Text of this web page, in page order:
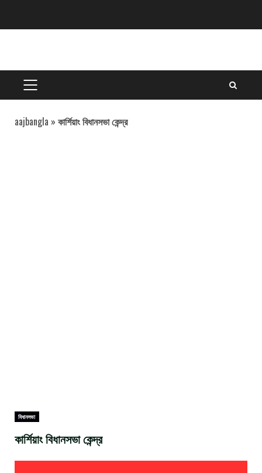
PRIMARY
MENU
aajbangla » কার্শিয়াং বিধানসভা কেন্দ্র
বিধানসভা
কার্শিয়াং বিধানসভা কেন্দ্র